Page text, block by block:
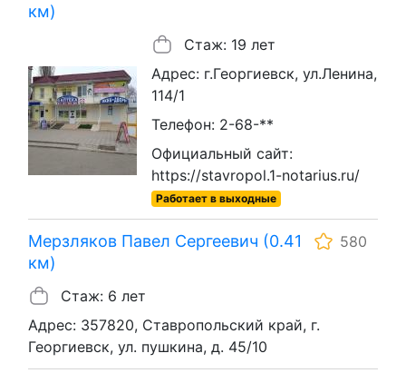
км)
Стаж: 19 лет
Адрес: г.Георгиевск, ул.Ленина,
114/1
Телефон: 2-68-**
Официальный сайт:
https://stavropol.1-notarius.ru/
Работает в выходные
Мерзляков Павел Сергеевич (0.41
км)
580
Стаж: 6 лет
Адрес: 357820, Ставропольский край, г.
Георгиевск, ул. пушкина, д. 45/10